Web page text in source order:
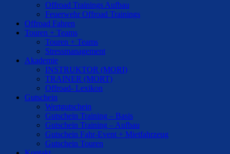
Offroad Trainings Aufbau
Feuerwehr Offroad Trainings
Offroad Fahren
Touren + Teams
Touren + Teams
Stressmanagement
Akademie
INSTRUKTOR (MORI)
TRAINER (MORT)
Offroad- Lexikon
Gutschein
Wertgutschein
Gutschein Training – Basis
Gutschein Training – Aufbau
Gutschein Fahr-Event + Mietfahrzeug
Gutschein Touren